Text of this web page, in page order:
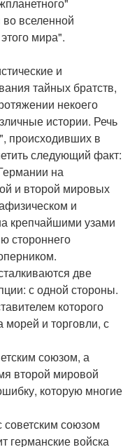
вселенной
мира".
и
тайных братств,
некоего
истории. Речь
происходивших в
следующий факт:
на
и второй мировых
и
крепчайшими узами
стороннего
две
с одной стороны.
которого
морей и торговли, с
союзом, а
второй мировой
которую многие
союзом
германские войска